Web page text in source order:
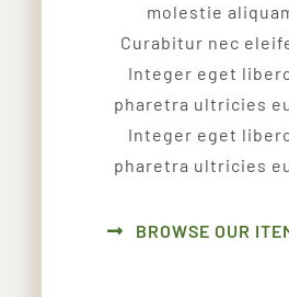
molestie
Curabitur nec
Integer eget
pharetra ultricies
Integer eget
pharetra ultricies
BROWSE OUR